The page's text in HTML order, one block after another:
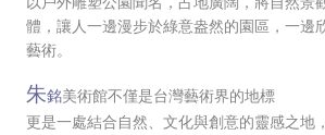
體，讓人一邊漫步於綠意盎然的園區，一邊
藝術。
朱銘美術館不僅是台灣藝術界的地標
更是一處結合自然、文化與創意的靈感之地